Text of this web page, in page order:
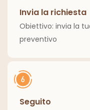
Invia la richiesta
Obiettivo: invia la
preventivo
Seguito